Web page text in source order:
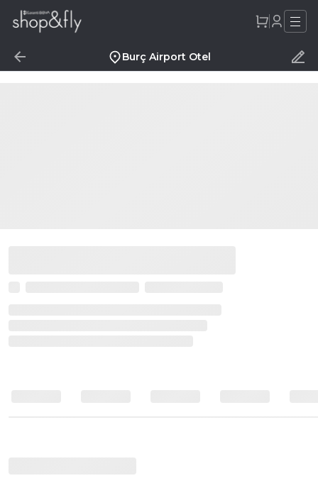
Burç Airport Otel